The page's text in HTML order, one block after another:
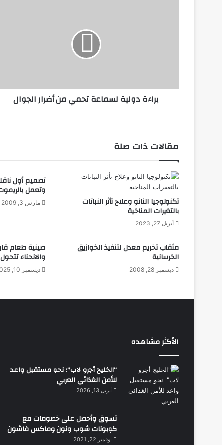
ي
ع
ة
ت
ح
م
ي
م
ن
ض
ر
ل
براءة دولية لسماعة تحمي من أضرار الجوال
مقالات ذات صلة
تكنولوجيا النانو وعلاج تأثر النباتات
بالتغيرات المناخية
أبريل 27, 2023
تصميم أول
وتعمل
مارس 3, 2009
مثقاب تخريم معدل لتنفيذ الخوازيق
الخرسانية
ديسمبر 28, 2008
صينية طعام
والانحناء
ديسمبر 10, 2025
الأكثر مشاهده
“الخليج أجرو لاب”: نحو مستقبل واعد
للأمن الغذائي العربي
أبريل 13, 2026
تسوق وأحصل على خصومات مع
كوبونات شوب ونون وماكس فاشون
نوفمبر 22, 2021